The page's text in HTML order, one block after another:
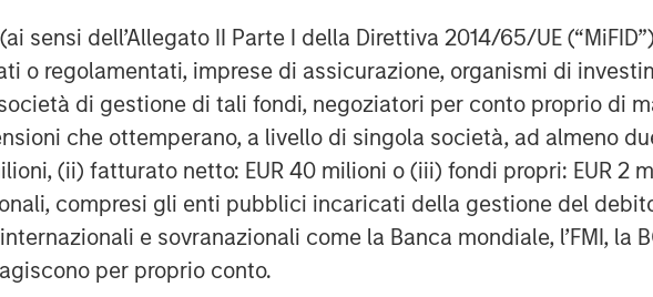
sensi dell’Allegato II Parte I della Direttiva 2014/65/UE
o regolamentati, imprese di assicurazione, organismi di
di gestione di tali fondi, negoziatori per conto proprio di
che ottemperano, a livello di singola società, ad almeno
(ii) fatturato netto: EUR 40 milioni o (iii) fondi propri: EUR 2
compresi gli enti pubblici incaricati della gestione del
e sovranazionali come la Banca mondiale, l’FMI, la
per proprio conto.